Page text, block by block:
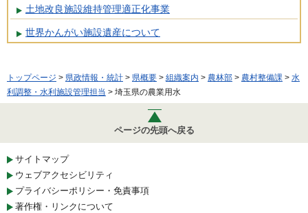
土地改良施設維持管理適正化事業
世界かんがい施設遺産について
トップページ > 県政情報・統計 > 県概要 > 組織案内 > 農林部 > 農村整備課 > 水
利調整・水利施設管理担当 > 埼玉県の農業用水
ページの先頭へ戻る
サイトマップ
ウェブアクセシビリティ
プライバシーポリシー・免責事項
著作権・リンクについて